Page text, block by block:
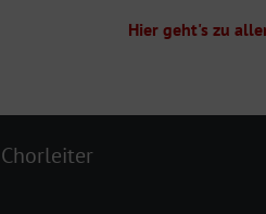
Hier geht's zu
Chorleiter